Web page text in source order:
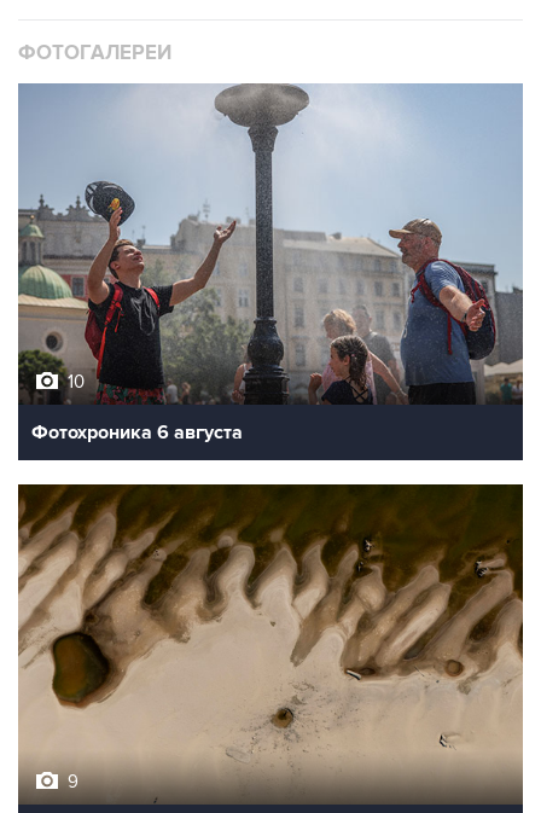
ФОТОГАЛЕРЕИ
10
Фотохроника 6 августа
9